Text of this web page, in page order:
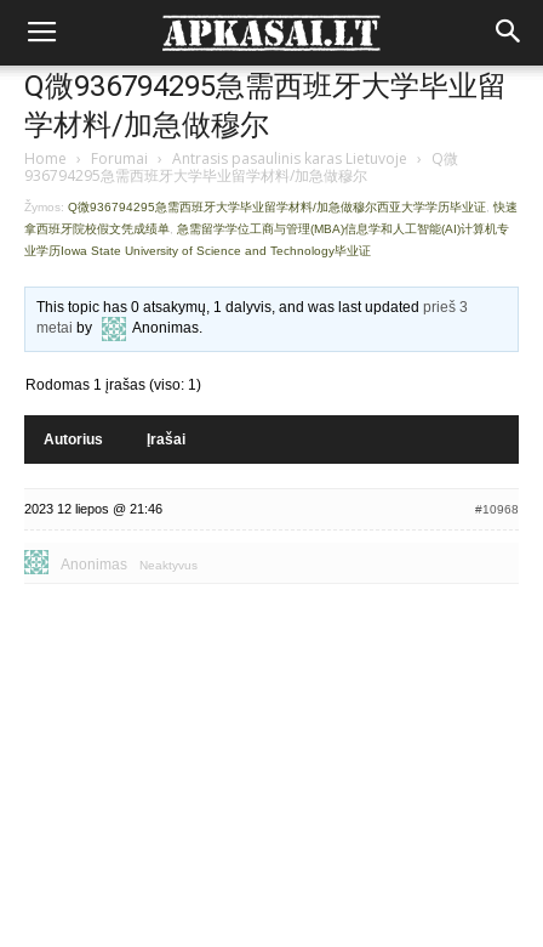
Q微936794295急需西班牙大学毕业留
学材料/加急做穆尔
Home › Forumai › Antrasis pasaulinis karas Lietuvoje › Q微
936794295急需西班牙大学毕业留学材料/加急做穆尔
Žymos: Q微936794295急需西班牙大学毕业留学材料/加急做穆尔西亚大学学历毕业证 快速
拿西班牙院校假文凭成绩单 急需留学学位工商与管理(MBA)信息学和人工智能(AI)计算机专
业学历Iowa State University of Science and Technology毕业证
This topic has 0 atsakymų, 1 dalyvis, and was last updatedprieš 3
metai by Anonimas.
Rodomas 1 įrašas (viso: 1)
Autorius Įrašai
2023 12 liepos @ 21:46 #10968
Anonimas Neaktyvus